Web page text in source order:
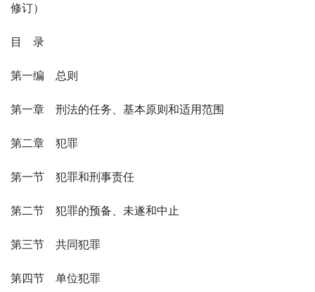
修订）
目　录
第一编　总则
第一章　刑法的任务、基本原则和适用范围
第二章　犯罪
第一节　犯罪和刑事责任
第二节　犯罪的预备、未遂和中止
第三节　共同犯罪
第四节　单位犯罪